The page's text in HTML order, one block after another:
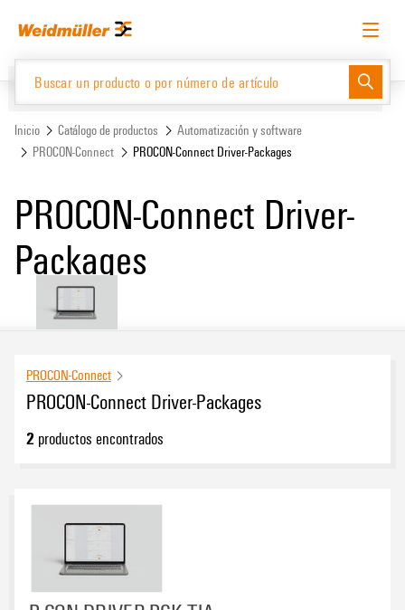
Español Solicitud de acceso Inicio de sesión
Website Support Center
Inicio Catálogo de productos
Automatización y software
PROCON-Connect
PROCON-Connect Driver-Packages
PROCON-Connect Driver-
Packages
PROCON-Connect
PROCON-Connect Driver-Packages
2 productos encontrados